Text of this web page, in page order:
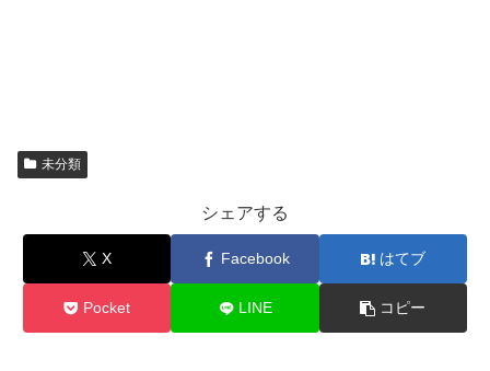
未分類
シェアする
X Facebook はてブ
Pocket LINE コピー